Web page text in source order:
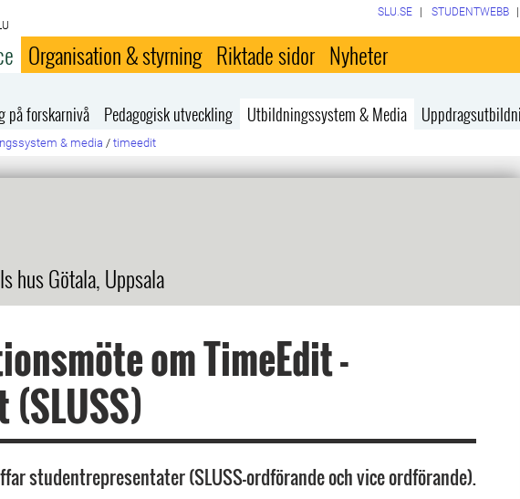
SLU.SE STUDENTWEBB
Organisation & styrning Riktade sidor Nyheter
på forskarnivå Pedagogisk utveckling Utbildningssystem & Media
& media / timeedit
hus Götala, Uppsala
om TimeEdit -
studentrepresentater (SLUSS-ordförande och vice ordförande).